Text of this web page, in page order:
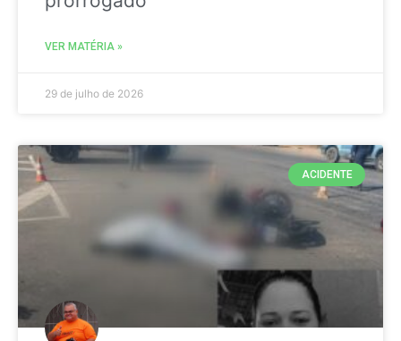
VER MATÉRIA »
29 de julho de 2026
ACIDENTE